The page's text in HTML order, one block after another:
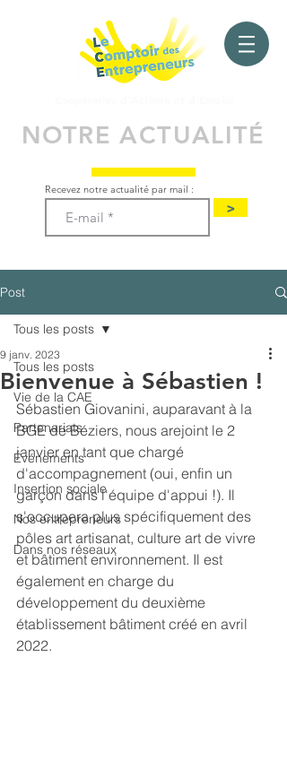
NOTRE ACTUALITÉ
Recevez notre actualité par mail :
>
Post
Tous les posts
Vie de la CAE
Partenariats
Événements
Insertion sociale
Nos entrepreneurs
Dans nos réseaux
Tous les posts
Bienvenue à Sébastien !
9 janv. 2023
Sébastien Giovanini, auparavant à la
BGE de Béziers, nous arejoint le 2
janvier en tant que chargé
d'accompagnement (oui, enfin un
garçon dans l'équipe d'appui !). Il
s'occupera plus spécifiquement des
pôles art artisanat, culture art de vivre
et bâtiment environnement. Il est
également en charge du
développement du deuxième
établissement bâtiment créé en avril
2022.